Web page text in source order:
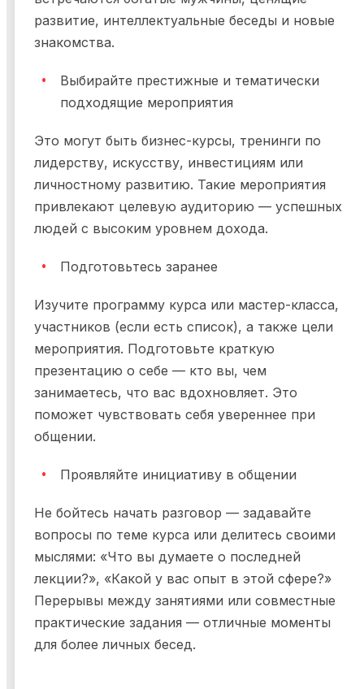
развитие, интеллектуальные беседы и новые
знакомства.
Выбирайте престижные и тематически
подходящие мероприятия
Это могут быть бизнес-курсы, тренинги по
лидерству, искусству, инвестициям или
личностному развитию. Такие мероприятия
привлекают целевую аудиторию — успешных
людей с высоким уровнем дохода.
Подготовьтесь заранее
Изучите программу курса или мастер-класса,
участников (если есть список), а также цели
мероприятия. Подготовьте краткую
презентацию о себе — кто вы, чем
занимаетесь, что вас вдохновляет. Это
поможет чувствовать себя увереннее при
общении.
Проявляйте инициативу в общении
Не бойтесь начать разговор — задавайте
вопросы по теме курса или делитесь своими
мыслями: «Что вы думаете о последней
лекции?», «Какой у вас опыт в этой сфере?»
Перерывы между занятиями или совместные
практические задания — отличные моменты
для более личных бесед.